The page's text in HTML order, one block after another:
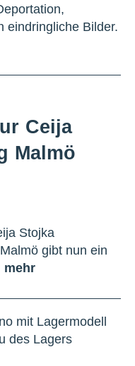
eindringliche Bilder.
Ceija
Malmö
Stojka
gibt nun ein
mehr